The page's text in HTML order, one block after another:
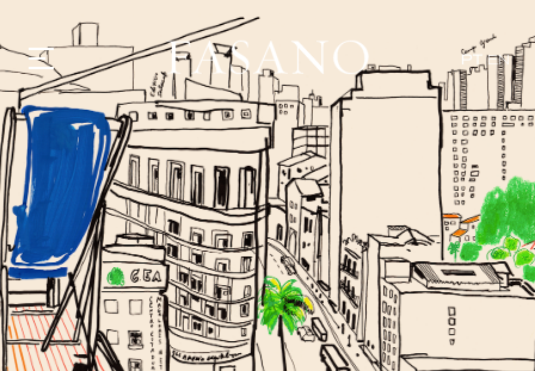
PT EN
GASTRONOMIA
HOTÉIS
EXPERIÊNCIAS
EVENTOS
VILLAS
SHOP | SELEZIONE
DESCUBRA
WHAT'S COOKING
CORRIERE